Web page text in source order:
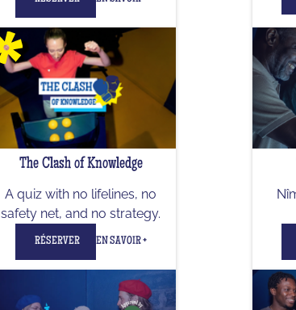
The Clash of Knowledge
A quiz with no lifelines, no
safety net, and no strategy.
RÉSERVER EN SAVOIR +